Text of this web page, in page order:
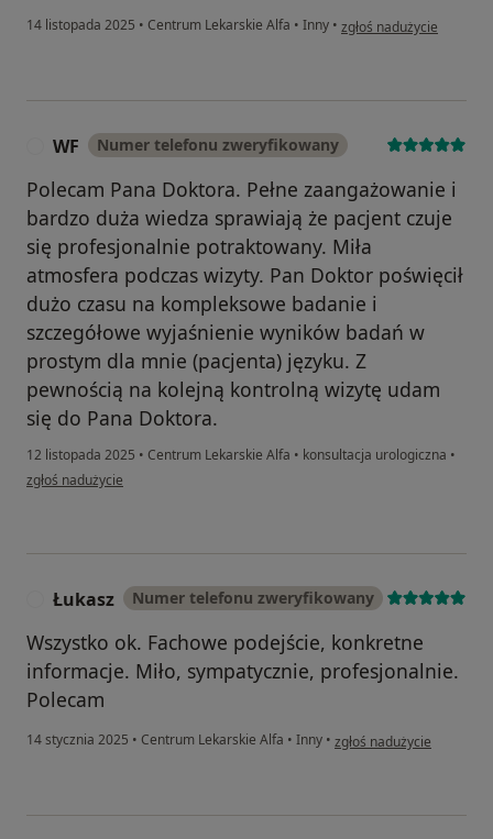
14 listopada 2025 • Centrum Lekarskie Alfa • Inny • w opinii użytkownika
zgłoś nadużycie
WF Numer telefonu zweryfikowany
Polecam Pana Doktora. Pełne zaangażowanie i
bardzo duża wiedza sprawiają że pacjent czuje
się profesjonalnie potraktowany. Miła
atmosfera podczas wizyty. Pan Doktor poświęcił
dużo czasu na kompleksowe badanie i
szczegółowe wyjaśnienie wyników badań w
prostym dla mnie (pacjenta) języku. Z
pewnością na kolejną kontrolną wizytę udam
się do Pana Doktora.
12 listopada 2025 • Centrum Lekarskie Alfa • konsultacja urologiczna •
w opinii użytkownika WF
zgłoś nadużycie
Łukasz Numer telefonu zweryfikowany
Wszystko ok. Fachowe podejście, konkretne
informacje. Miło, sympatycznie, profesjonalnie.
Polecam
14 stycznia 2025 • Centrum Lekarskie Alfa • Inny • w opinii użytkownika
zgłoś nadużycie